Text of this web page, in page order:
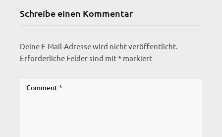
Schreibe einen Kommentar
Deine E-Mail-Adresse wird nicht veröffentlicht.
Erforderliche Felder sind mit* markiert